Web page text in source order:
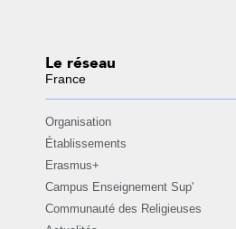
Le réseau
France
Organisation
Établissements
Erasmus+
Campus Enseignement Sup'
Communauté des Religieuses